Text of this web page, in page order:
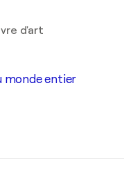
d'art
monde entier